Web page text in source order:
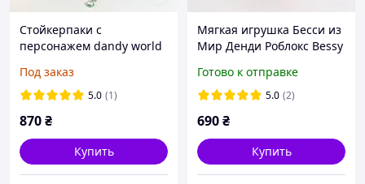
Стойкерпаки с
персонажем dandy world
Под заказ
5.0 (1)
870₴
Купить
Мягкая игрушка Бесси из
Мир Денди Роблокс Bessy
Готово к отправке
5.0 (2)
690₴
Купить